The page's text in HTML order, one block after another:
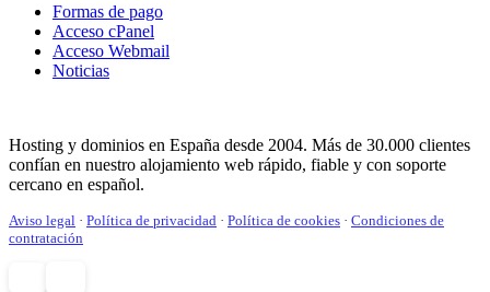
Formas de pago
Acceso cPanel
Acceso Webmail
Noticias
Hosting y dominios en España desde 2004. Más de 30.000 clientes
confían en nuestro alojamiento web rápido, fiable y con soporte
cercano en español.
Aviso legal · Política de privacidad · Política de cookies · Condiciones de
contratación